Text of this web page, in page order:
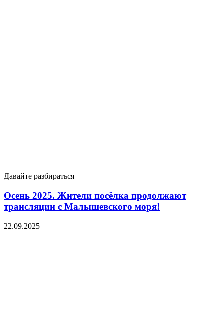
Давайте разбираться
Осень 2025. Жители посёлка продолжают
трансляции с Малышевского моря!
22.09.2025